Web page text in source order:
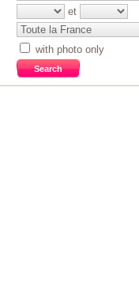
et
with photo only